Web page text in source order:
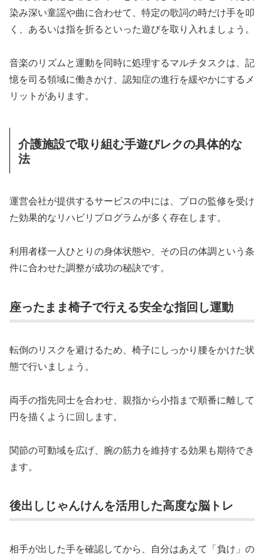
染み深い童謡や曲に合わせて、特定の歌詞の時だけ手を叩
く、あるいは指を折るといった遊びを取り入れましょう。
音楽のリズムと運動を同時に処理するマルチタスクは、記
憶を司る領域に働きかけ、認知症の進行を緩やかにするメ
リットがあります。
介護施設で取り組む手遊びレクの具体的な
法
運営会社が提供するサービスの中には、プロの監修を受け
た効果的なリハビリプログラムが多く存在します。
利用者様一人ひとりの身体状態や、その日の体調という条
件に合わせた調整が成功の秘訣です。
座ったまま椅子で行える安全な指回し運動
転倒のリスクを避けるため、椅子にしっかり腰をかけた状
態で行いましょう。
両手の指先同士を合わせ、親指から小指まで順番に離して
円を描くように回します。
関節の可動域を広げ、腕の筋力を維持する効果も期待でき
ます。
後出しじゃんけんを活用した高度な脳トレ
相手が出した手を確認してから、自分はあえて「負け」の